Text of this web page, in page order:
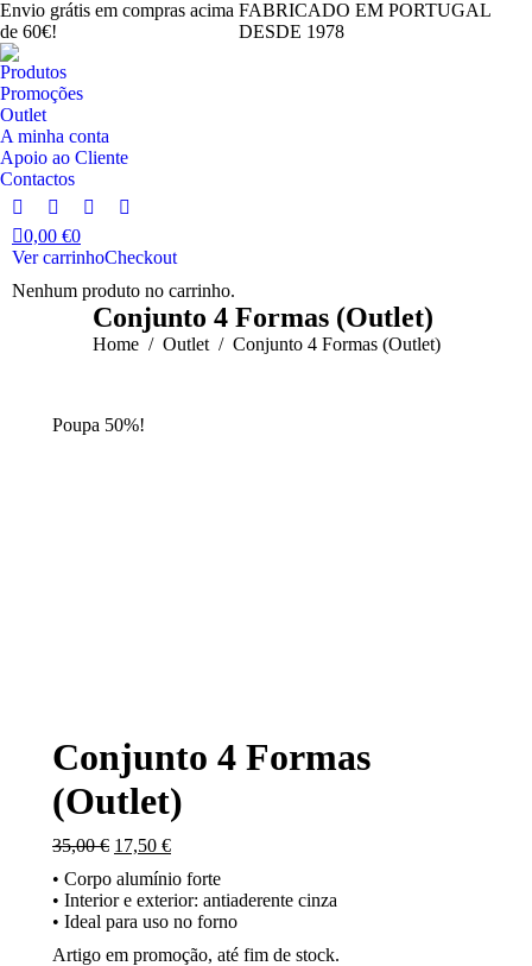
Envio grátis em compras acima
de 60€!
FABRICADO EM PORTUGAL
DESDE 1978
Produtos
Promoções
Outlet
A minha conta
Apoio ao Cliente
Contactos
Facebook
page
in
Instagram
page
in
window
YouTube
in
new
window
Linkedin
in
new
window
0,00 €0
Ver carrinhoCheckout
Nenhum produto no carrinho.
Conjunto 4 Formas (Outlet)
You are here:
Home Outlet Conjunto 4 Formas (Outlet)
Poupa 50%!
Conjunto 4 Formas
(Outlet)
35,00€ O
original
era:
35,00 €.
17,50 €O
atual
é:
17,50 €.
• Corpo alumínio forte
• Interior e exterior: antiaderente cinza
• Ideal para uso no forno
Artigo em promoção, até fim de stock.